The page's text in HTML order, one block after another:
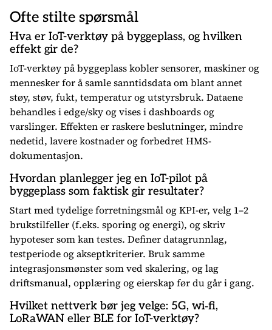
Ofte stilte spørsmål
Hva er IoT-verktøy på byggeplass, og hvilken
effekt gir de?
IoT-verktøy på byggeplass kobler sensorer, maskiner og
mennesker for å samle sanntidsdata om blant annet
støy, støv, fukt, temperatur og utstyrsbruk. Dataene
behandles i edge/sky og vises i dashboards og
varslinger. Effekten er raskere beslutninger, mindre
nedetid, lavere kostnader og forbedret HMS-
dokumentasjon.
Hvordan planlegger jeg en IoT-pilot på
byggeplass som faktisk gir resultater?
Start med tydelige forretningsmål og KPI-er, velg 1–2
brukstilfeller (f.eks. sporing og energi), og skriv
hypoteser som kan testes. Definer datagrunnlag,
testperiode og akseptkriterier. Bruk samme
integrasjonsmønster som ved skalering, og lag
driftsmanual, opplæring og eierskap før du går i gang.
Hvilket nettverk bør jeg velge: 5G, wi‑fi,
LoRaWAN eller BLE for IoT-verktøy?